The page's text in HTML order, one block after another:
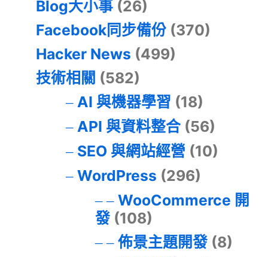
Blog大小事 (26)
Facebook同步備份 (370)
Hacker News (499)
技術相關 (582)
AI 與機器學習 (18)
API 與資料整合(56)
SEO 與網站經營 (10)
WordPress (296)
WooCommerce 開
發(108)
佈景主題開發(8)